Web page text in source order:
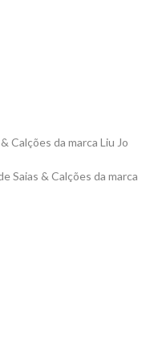
Calções da marca Liu Jo
Saias & Calções da marca